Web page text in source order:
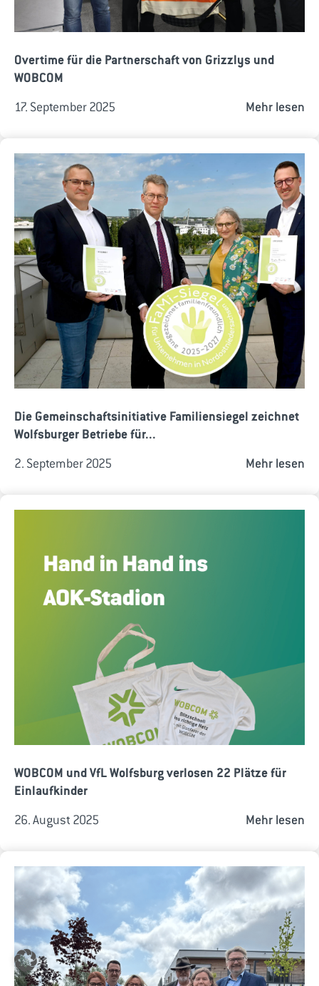
Overtime für die Partnerschaft von Grizzlys und
WOBCOM
17. September 2025 Mehr lesen
Die Gemeinschaftsinitiative Familiensiegel zeichnet
Wolfsburger Betriebe für...
2. September 2025 Mehr lesen
WOBCOM und VfL Wolfsburg verlosen 22 Plätze für
Einlaufkinder
26. August 2025 Mehr lesen